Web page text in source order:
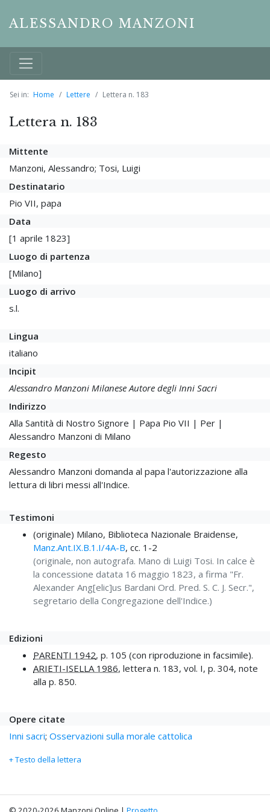
ALESSANDRO MANZONI
Sei in: Home Lettere Lettera n. 183
Lettera n. 183
Mittente
Manzoni, Alessandro; Tosi, Luigi
Destinatario
Pio VII, papa
Data
[1 aprile 1823]
Luogo di partenza
[Milano]
Luogo di arrivo
s.l.
Lingua
italiano
Incipit
Alessandro Manzoni Milanese Autore degli Inni Sacri
Indirizzo
Alla Santità di Nostro Signore | Papa Pio VII | Per |
Alessandro Manzoni di Milano
Regesto
Alessandro Manzoni domanda al papa l'autorizzazione alla
lettura di libri messi all'Indice.
Testimoni
(originale) Milano, Biblioteca Nazionale Braidense,
Manz.Ant.IX.B.1.I/4A-B, cc. 1-2
(originale, non autografa. Mano di Luigi Tosi. In calce è
la concessione datata 16 maggio 1823, a firma "Fr.
Alexander Ang[elic]us Bardani Ord. Pred. S. C. J. Secr.",
segretario della Congregazione dell'Indice.)
Edizioni
PARENTI 1942, p. 105 (con riproduzione in facsimile).
ARIETI-ISELLA 1986, lettera n. 183, vol. I, p. 304, note
alla p. 850.
Opere citate
Inni sacri; Osservazioni sulla morale cattolica
+ Testo della lettera